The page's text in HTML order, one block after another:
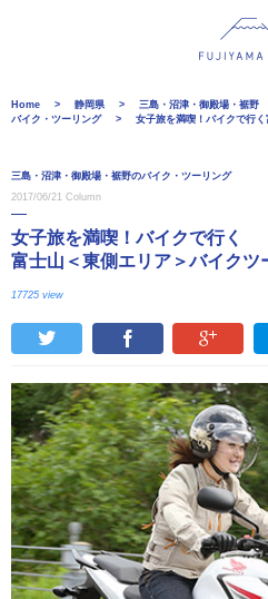
Home 静岡県 三島・沼津・御殿場・裾野
バイク・ツーリング
女子旅を満喫！バイクで行
三島・沼津・御殿場・裾野のバイク・ツーリング
2017/06/21 Column
女子旅を満喫！バイクで行く
富士山＜東側エリア＞バイクツ
17725 view